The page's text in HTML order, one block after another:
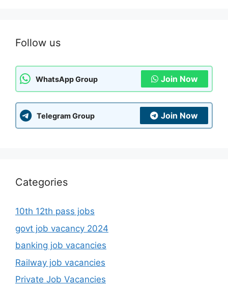
Follow us
WhatsApp Group Join Now
Telegram Group Join Now
Categories
10th 12th pass jobs
govt job vacancy 2024
banking job vacancies
Railway job vacancies
Private Job Vacancies